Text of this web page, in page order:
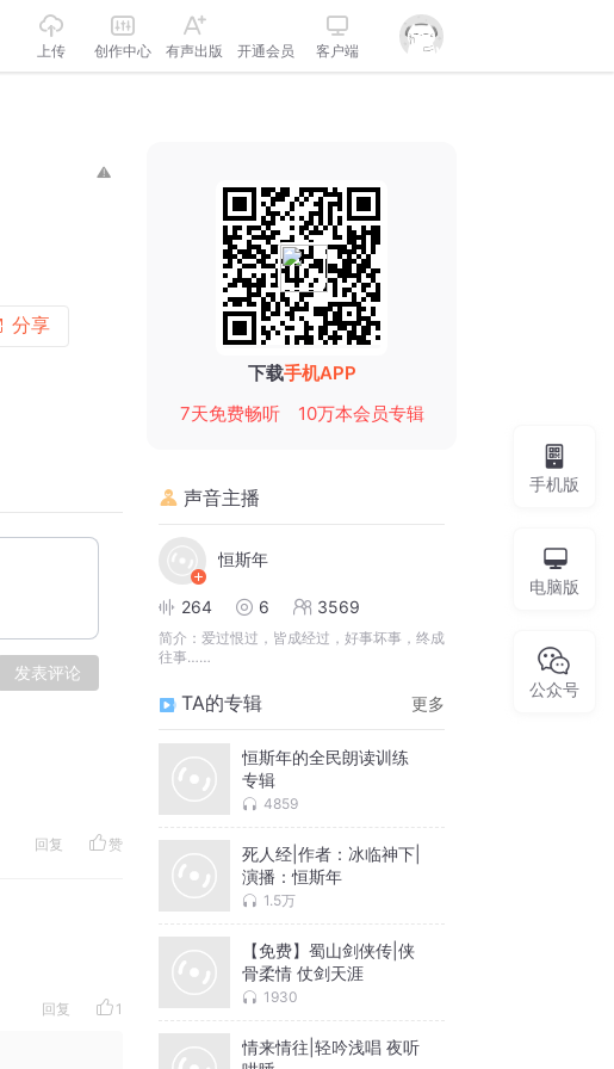
上传 创作中心 有声出版 开通会员 客户端
分享
发表评论
回复 赞
回复 1
下载手机APP
7天免费畅听
10万本会员专辑
声音主播
恒斯年
264 6 3569
简介： 爱过恨过，皆成经过，好事坏事，终成
往事……
TA的专辑 更多
恒斯年的全民朗读训练
专辑
4859
死人经|作者：冰临神下|
演播：恒斯年
1.5万
【免费】蜀山剑侠传|侠
骨柔情 仗剑天涯
1930
情来情往|轻吟浅唱 夜听
手机版
电脑版
公众号